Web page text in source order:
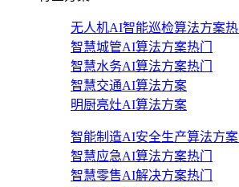
无人机AI智能巡检算法方案热
智慧城管AI算法方案热门
智慧水务AI算法方案热门
智慧交通AI算法方案
明厨亮灶AI算法方案
智能制造AI安全生产算法方案
智慧应急AI算法方案热门
智慧零售AI解决方案热门